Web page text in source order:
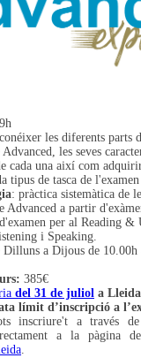
les diferents parts
les seves
cada una així com
tipus de tasca de
: pràctica sistemàtica de
Advanced a partir
per al Reading &
i Speaking.
Dilluns a Dijous de 10.00h
385€
del 31 de juliol a Lleida
límit d’inscripció a
inscriure't a través
a la pàgina
.